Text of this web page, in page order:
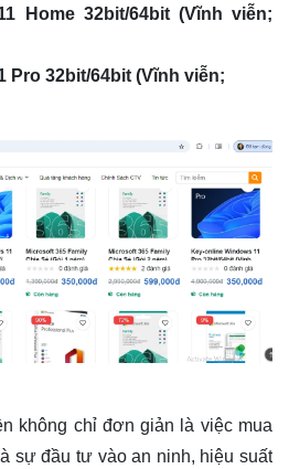
Home 32bit/64bit (Vĩnh viễn;
Pro 32bit/64bit (Vĩnh viễn;
không chỉ đơn giản là việc mua
sự đầu tư vào an ninh, hiệu suất